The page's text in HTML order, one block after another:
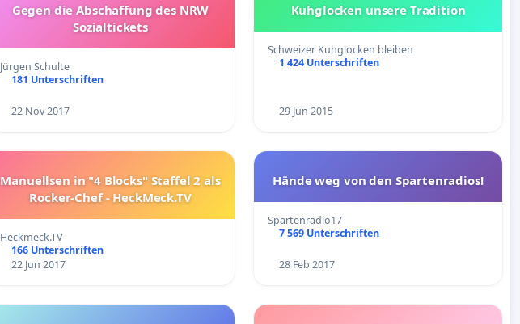
Gegen die Abschaffung des NRW
Sozialtickets
Jürgen Schulte
181 Unterschriften
22 Nov 2017
Kuhglocken unsere Tradition
Schweizer Kuhglocken bleiben
1 424 Unterschriften
29 Jun 2015
Manuellsen in "4 Blocks" Staffel 2 als
Rocker-Chef - HeckMeck.TV
Heckmeck.TV
166 Unterschriften
22 Jun 2017
Hände weg von den Spartenradios!
Spartenradio17
7 569 Unterschriften
28 Feb 2017